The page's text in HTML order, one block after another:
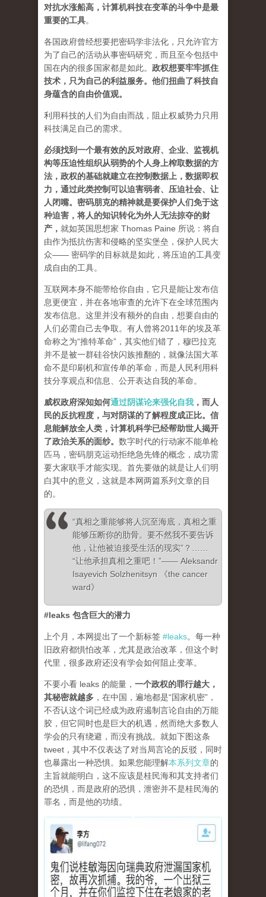
对抗水涨船高，计算机科技在变革的斗争中是最
重要的工具。
各国政府曾经想要把密码学非法化，只允许官方
为了自己的活动从事密码研究，而且至今包括中
国在内的很多国家都是如此。 政权想要牢牢抓住
技术，只为自己的利益服务。他们扭曲了科技自
身蕴含的自由价值观。
利用科技的人们为自由而战，阻止权威势力只用
科技满足自己的需求。
必须找到一个最有效的反对政府、企业、监视机
构等压迫性组织从弱势的个人身上榨取数据的方
法，政权的基础就建立在控制数据上，数据即权
力，通过此类控制可以迫害弱者、压迫社会、让
人闭嘴。密码朋克的精神就是要保护人们免于这
种迫害，将人的知识转化为外人无法掠夺的财
产 ， 就如英国思想家 Thomas Paine 所说：将自
由作为抵抗伤害和侵略的坚实堡垒，保护人民大
众—— 密码学的目标就是如此，将压迫的工具变
成自由的工具。
互联网本身不能带给你自由，它只是能让发布信
息更便宜，并在各地审查的允许下在全球范围内
发布信息。这里并没有额外的自由，想要自由的
人们必需自己去争取。有人曾将2011年的埃及革
命称之为“推特革命”，其实他们错了，穆巴拉克
并不是被一群硅谷快闪族推翻的，就像法国大革
命不是印刷机和宣传单的革命，而是人民利用科
技分享观点和信息、公开表达自我的革命。
威权政府深知如何通过阴谋论来强化自我 ，而人
民的反抗程度，与对阴谋的了解程度成正比。信
息能解放全人类，计算机科学已经帮助世人揭开
了政治关系的面纱。 数字时代的行动家不能单枪
匹马，密码朋克运动拒绝急先锋的概念，成功需
要大家联手才能实现。首先要做的就是让人们明
白其中的意义，这就是本网两篇系列文章的目
的。
“真相之重能够将人沉至海底，真相之重
能够压断你的肋骨。要不然我不要告诉
他，让他被迫接受生活的现实”？……
“让他承担真相之重吧！”—— Aleksandr
Isayevich Solzhenitsyn 《the cancer
ward》
#leaks 包含巨大的潜力
上个月，本网提出了一个新标签 #leaks。每一种
旧政府都惧怕改革，尤其是政治改革，但这个时
代里，很多政府还没有学会如何阻止变革。
不要小看 leaks 的能量， 一个政权的罪行越大，
其秘密就越多 ，在中国，遍地都是“国家机密”，
不否认这个词已经成为政府遏制言论自由的万能
胶，但它同时也是巨大的机遇，然而绝大多数人
学会的只有绕避，而没有挑战。就如下图这条
tweet，其中不仅表达了对当局言论的反驳，同时
也暴露出一种恐惧。如果您能理解本系列文章的
主旨就能明白，这不应该是桂民海和其支持者们
的恐惧，而是政府的恐惧，泄密并不是桂民海的
罪名，而是他的功绩。